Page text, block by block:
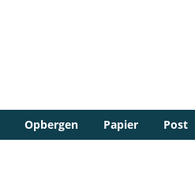
Opbergen Papier Post